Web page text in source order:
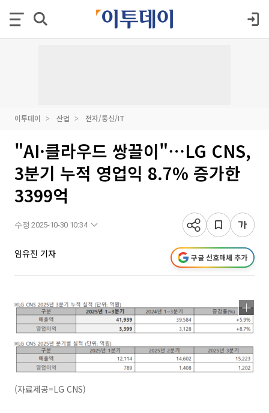
이투데이 산업 전자/통신/IT
"AI·클라우드 쌍끌이"⋯LG CNS,
3분기 누적 영업익 8.7% 증가한
3399억
수정 2025-10-30 10:34
임유진 기자 구글 선호매체 추가
(자료제공=LG CNS)